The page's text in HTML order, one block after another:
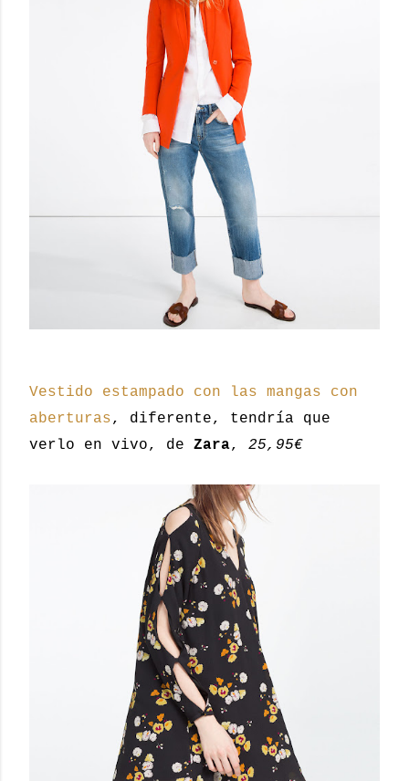
Vestido estampado con las mangas con
aberturas, diferente, tendría que
verlo en vivo, de Zara, 25,95€